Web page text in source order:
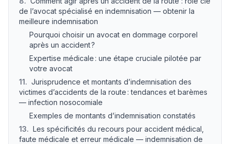
de l’avocat spécialisé en indemnisation — obtenir la
meilleure indemnisation
Pourquoi choisir un avocat en dommage corporel
après un accident ?
Expertise médicale : une étape cruciale pilotée par
votre avocat
11. Jurisprudence et montants d’indemnisation des
victimes d’accidents de la route : tendances et barèmes
— infection nosocomiale
Exemples de montants d’indemnisation constatés
13. Les spécificités du recours pour accident médical,
faute médicale et erreur médicale — indemnisation de